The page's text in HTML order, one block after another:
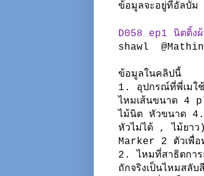
ข้อมูลจะอยู่ที่อัลบั้ม
D058 ep1 นิตติ้ง
shawl
ข้อมูลในคลิปนี้
1. อุปกรณ์ที่พี่เม
ไหมเส้นขนาด 4
ไม้นิต หัวขนาด
หัวไม่ได้ , ไม้ยาว)
Marker 2 ตัวเพื่อ
2. ไหมที่สาธิตการ
ถักจริงเป็นไหมสลั